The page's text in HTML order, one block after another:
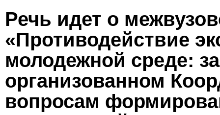
Речь идет о
«Противодействие
молодежной среде:
организованном
вопросам